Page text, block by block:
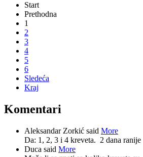
Start
Prethodna
1
2
3
4
5
6
Sledeća
Kraj
Komentari
Aleksandar Zorkić said More
Da: 1, 2, 3 i 4 kreveta. 2 dana ranije
Duca said More